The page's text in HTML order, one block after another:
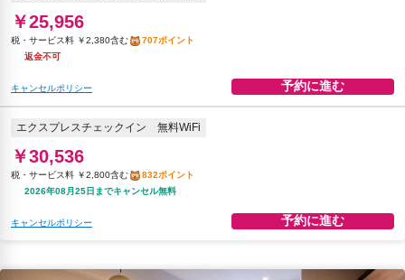
￥25,956
税・サービス料 ￥2,380含む
707ポイント
返金不可
キャンセルポリシー 予約に進む
エクスプレスチェックイン 無料WiFi
￥30,536
税・サービス料 ￥2,800含む
832ポイント
2026年08月25日までキャンセル無料
キャンセルポリシー 予約に進む